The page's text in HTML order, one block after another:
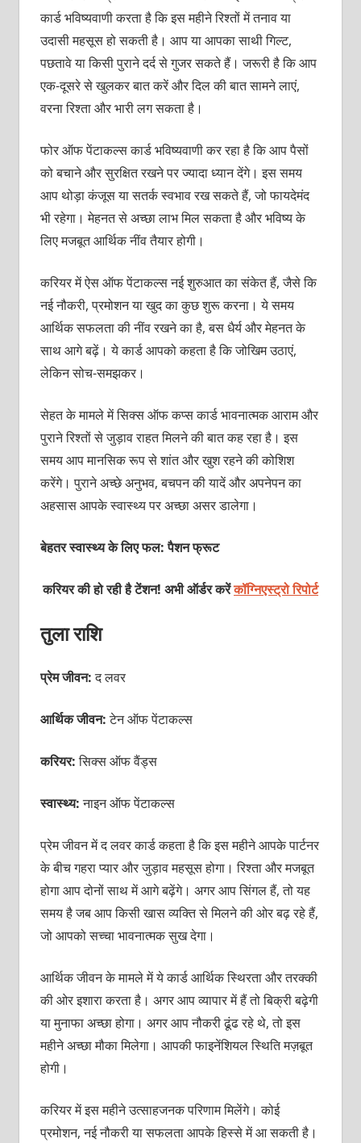
कार्ड भविष्यवाणी करता है कि इस महीने रिश्तों में तनाव या
उदासी महसूस हो सकती है। आप या आपका साथी गिल्ट,
पछतावे या किसी पुराने दर्द से गुजर सकते हैं। जरूरी है कि आप
एक-दूसरे से खुलकर बात करें और दिल की बात सामने लाएं,
वरना रिश्ता और भारी लग सकता है।
फोर ऑफ पेंटाकल्स कार्ड भविष्यवाणी कर रहा है कि आप पैसों
को बचाने और सुरक्षित रखने पर ज्यादा ध्यान देंगे। इस समय
आप थोड़ा कंजूस या सतर्क स्वभाव रख सकते हैं, जो फायदेमंद
भी रहेगा। मेहनत से अच्छा लाभ मिल सकता है और भविष्य के
लिए मजबूत आर्थिक नींव तैयार होगी।
करियर में ऐस ऑफ पेंटाकल्स नई शुरुआत का संकेत हैं, जैसे कि
नई नौकरी, प्रमोशन या खुद का कुछ शुरू करना। ये समय
आर्थिक सफलता की नींव रखने का है, बस धैर्य और मेहनत के
साथ आगे बढ़ें। ये कार्ड आपको कहता है कि जोखिम उठाएं,
लेकिन सोच-समझकर।
सेहत के मामले में सिक्स ऑफ कप्स कार्ड भावनात्मक आराम और
पुराने रिश्तों से जुड़ाव राहत मिलने की बात कह रहा है। इस
समय आप मानसिक रूप से शांत और खुश रहने की कोशिश
करेंगे। पुराने अच्छे अनुभव, बचपन की यादें और अपनेपन का
अहसास आपके स्वास्थ्य पर अच्छा असर डालेगा।
बेहतर स्वास्थ्य के लिए फल: पैशन फ्रूट
करियर की हो रही है टेंशन! अभी ऑर्डर करेंकॉग्निएस्ट्रो रिपोर्ट
तुला राशि
प्रेम जीवन:द लवर
आर्थिक जीवन:टेन ऑफ पेंटाकल्स
करियर:सिक्स ऑफ वैंड्स
स्वास्थ्य:नाइन ऑफ पेंटाकल्स
प्रेम जीवन में द लवर कार्ड कहता है कि इस महीने आपके पार्टनर
के बीच गहरा प्यार और जुड़ाव महसूस होगा। रिश्ता और मजबूत
होगा आप दोनों साथ में आगे बढ़ेंगे। अगर आप सिंगल हैं, तो यह
समय है जब आप किसी खास व्यक्ति से मिलने की ओर बढ़ रहे हैं,
जो आपको सच्चा भावनात्मक सुख देगा।
आर्थिक जीवन के मामले में ये कार्ड आर्थिक स्थिरता और तरक्की
की ओर इशारा करता है। अगर आप व्यापार में हैं तो बिक्री बढ़ेगी
या मुनाफा अच्छा होगा। अगर आप नौकरी ढूंढ रहे थे, तो इस
महीने अच्छा मौका मिलेगा। आपकी फाइनेंशियल स्थिति मज़बूत
होगी।
करियर में इस महीने उत्साहजनक परिणाम मिलेंगे। कोई
प्रमोशन, नई नौकरी या सफलता आपके हिस्से में आ सकती है।